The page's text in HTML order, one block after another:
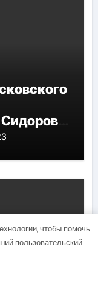
чтобы помочь
пользовательский